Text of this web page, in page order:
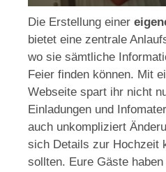
Die Erstellung einer
bietet eine zentrale
wo sie sämtliche
Feier finden können. Mit
Webseite spart ihr nicht
Einladungen und
auch unkompliziert
sich Details zur Hochzeit
sollten. Eure Gäste